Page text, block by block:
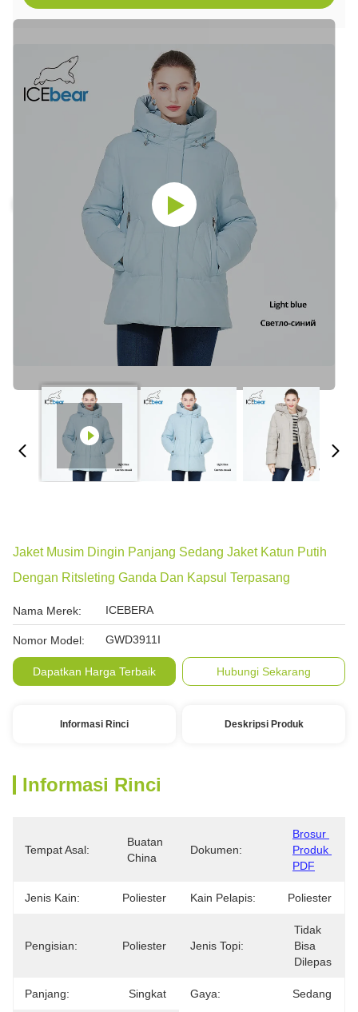
Jaket Musim Dingin Panjang Sedang Jaket Katun Putih
Dengan Ritsleting Ganda Dan Kapsul Terpasang
Nama Merek: ICEBERA
Nomor Model: GWD3911I
Dapatkan Harga Terbaik Hubungi Sekarang
Informasi Rinci Deskripsi Produk
Informasi Rinci
Tempat Asal:
Buatan
China
Dokumen:
Brosur
Produk
PDF
Jenis Kain: Poliester Kain Pelapis: Poliester
Pengisian: Poliester Jenis Topi:
Tidak
Bisa
Dilepas
Panjang: Singkat Gaya: Sedang